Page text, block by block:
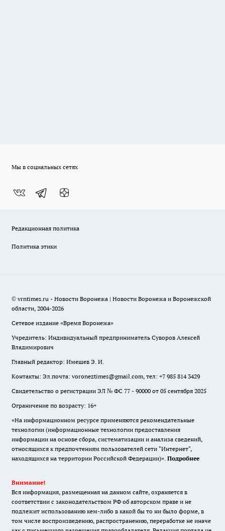
Мы в социальных сетях
Редакционная политика
Политика этики
© vrntimes.ru - Новости Воронежа | Новости Воронежа и Воронежской
области, 2004-2026
Сетевое издание «Время Воронежа»
Учредитель: Индивидуальный предприниматель Суворов Алексей
Владимирович
Главный редактор: Имешев Э. И.
Контакты: Эл.почта: voroneztimes@gmail.com, тел: +7 985 814 3429
Свидетельство о регистрации ЭЛ № ФС 77 - 90000 от 05 сентября 2025
Ограничение по возрасту: 16+
«На информационном ресурсе применяются рекомендательные
технологии (информационные технологии предоставления
информации на основе сбора, систематизации и анализа сведений,
относящихся к предпочтениям пользователей сети "Интернет",
находящихся на территории Российской Федерации)». Подробнее
Внимание!
Вся информация, размещенная на данном сайте, охраняется в
соответствии с законодательством РФ об авторском праве и не
подлежит использованию кем-либо в какой бы то ни было форме, в
том числе воспроизведению, распространению, переработке не иначе